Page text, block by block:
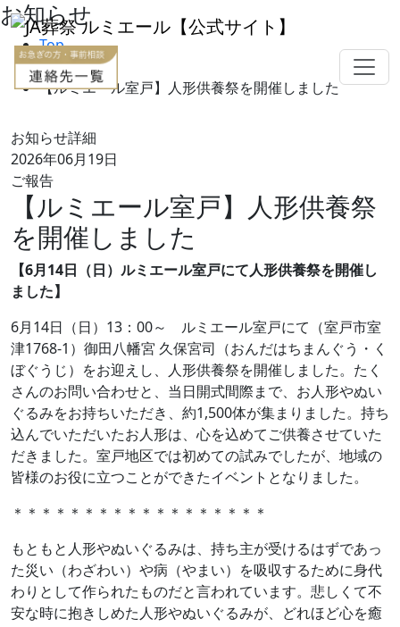
お知らせ
Top
お知らせ
【ルミエール室戸】人形供養祭を開催しました
お知らせ詳細
2026年06月19日
ご報告
【ルミエール室戸】人形供養祭
を開催しました
【6月14日（日）ルミエール室戸にて人形供養祭を開催し
ました】
6月14日（日）13：00～ ルミエール室戸にて（室戸市室
津1768-1）御田八幡宮 久保宮司（おんだはちまんぐう・く
ぼぐうじ）をお迎えし、人形供養祭を開催しました。たく
さんのお問い合わせと、当日開式間際まで、お人形やぬい
ぐるみをお持ちいただき、約1,500体が集まりました。持ち
込んでいただいたお人形は、心を込めてご供養させていた
だきました。室戸地区では初めての試みでしたが、地域の
皆様のお役に立つことができたイベントとなりました。
＊＊＊＊＊＊＊＊＊＊＊＊＊＊＊＊＊＊
もともと人形やぬいぐるみは、持ち主が受けるはずであっ
た災い（わざわい）や病（やまい）を吸収するために身代
わりとして作られたものだと言われています。悲しくて不
安な時に抱きしめた人形やぬいぐるみが、どれほど心を癒